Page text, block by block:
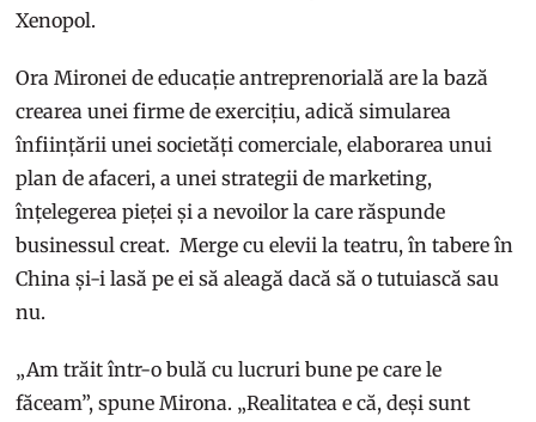
Xenopol.
Ora Mironei de educație antreprenorială are la bază
crearea unei firme de exercițiu, adică simularea
înființării unei societăți comerciale, elaborarea unui
plan de afaceri, a unei strategii de marketing,
înțelegerea pieței și a nevoilor la care răspunde
businessul creat. Merge cu elevii la teatru, în tabere în
China și-i lasă pe ei să aleagă dacă să o tutuiască sau
nu.
„Am trăit într-o bulă cu lucruri bune pe care le
făceam”, spune Mirona. „Realitatea e că, deși sunt